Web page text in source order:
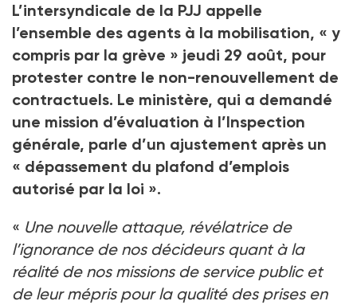
L’intersyndicale de la PJJ appelle
l’ensemble des agents à la mobilisation, « y
compris par la grève » jeudi 29 août, pour
protester contre le non-renouvellement de
contractuels. Le ministère, qui a demandé
une mission d’évaluation à l’Inspection
générale, parle d’un ajustement après un
« dépassement du plafond d’emplois
autorisé par la loi ».
« Une nouvelle attaque, révélatrice de
l’ignorance de nos décideurs quant à la
réalité de nos missions de service public et
de leur mépris pour la qualité des prises en